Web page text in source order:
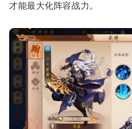
才能最大化阵容战力。